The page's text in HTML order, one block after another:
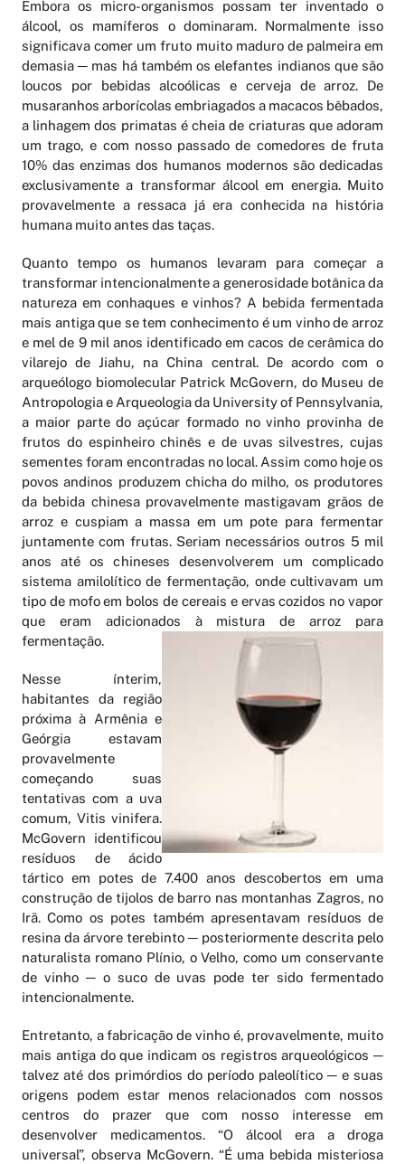
Embora os micro-organismos possam ter inventado o
álcool, os mamíferos o dominaram. Normalmente isso
significava comer um fruto muito maduro de palmeira em
demasia ─ mas há também os elefantes indianos que são
loucos por bebidas alcoólicas e cerveja de arroz. De
musaranhos arborícolas embriagados a macacos bêbados,
a linhagem dos primatas é cheia de criaturas que adoram
um trago, e com nosso passado de comedores de fruta
10% das enzimas dos humanos modernos são dedicadas
exclusivamente a transformar álcool em energia. Muito
provavelmente a ressaca já era conhecida na história
humana muito antes das taças.
Quanto tempo os humanos levaram para começar a
transformar intencionalmente a generosidade botânica da
natureza em conhaques e vinhos? A bebida fermentada
mais antiga que se tem conhecimento é um vinho de arroz
e mel de 9 mil anos identificado em cacos de cerâmica do
vilarejo de Jiahu, na China central. De acordo com o
arqueólogo biomolecular Patrick McGovern, do Museu de
Antropologia e Arqueologia da University of Pennsylvania,
a maior parte do açúcar formado no vinho provinha de
frutos do espinheiro chinês e de uvas silvestres, cujas
sementes foram encontradas no local. Assim como hoje os
povos andinos produzem chicha do milho, os produtores
da bebida chinesa provavelmente mastigavam grãos de
arroz e cuspiam a massa em um pote para fermentar
juntamente com frutas. Seriam necessários outros 5 mil
anos até os chineses desenvolverem um complicado
sistema amilolítico de fermentação, onde cultivavam um
tipo de mofo em bolos de cereais e ervas cozidos no vapor
que eram adicionados à mistura de arroz para
fermentação.
Nesse ínterim,
habitantes da região
próxima à Armênia e
Geórgia estavam
provavelmente
começando suas
tentativas com a uva
comum, Vitis vinifera.
McGovern identificou
resíduos de ácido
tártico em potes de 7.400 anos descobertos em uma
construção de tijolos de barro nas montanhas Zagros, no
Irã. Como os potes também apresentavam resíduos de
resina da árvore terebinto ─ posteriormente descrita pelo
naturalista romano Plínio, o Velho, como um conservante
de vinho ─ o suco de uvas pode ter sido fermentado
intencionalmente.
Entretanto, a fabricação de vinho é, provavelmente, muito
mais antiga do que indicam os registros arqueológicos ─
talvez até dos primórdios do período paleolítico ─ e suas
origens podem estar menos relacionados com nossos
centros do prazer que com nosso interesse em
desenvolver medicamentos. “O álcool era a droga
universal”, observa McGovern. “É uma bebida misteriosa